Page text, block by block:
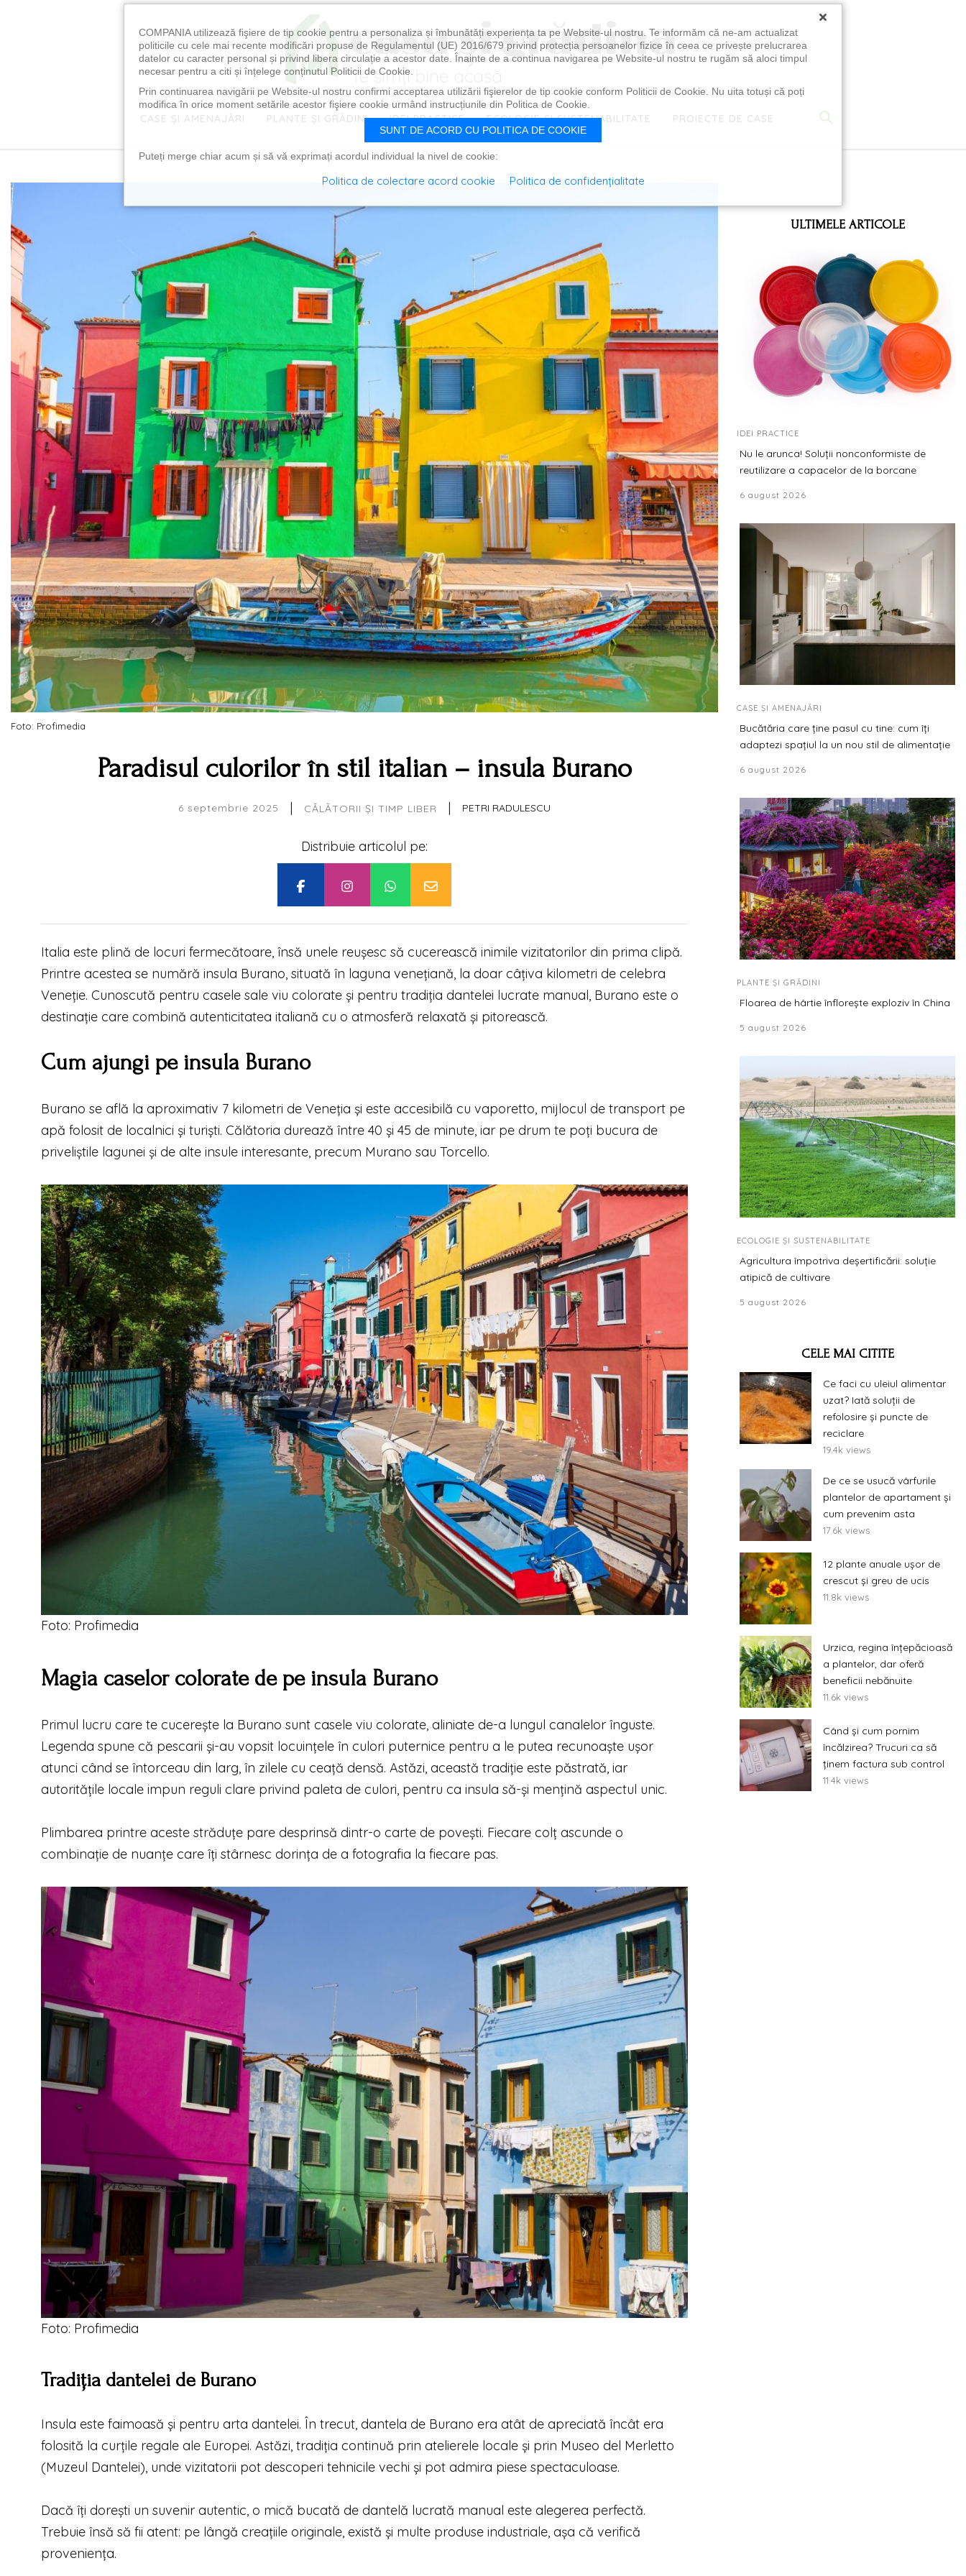
CASE ȘI AMENAJĂRI PLANTE ȘI GRĂDINI IDEI PRACTICE ECOLOGIE ȘI SUSTENABILITATE PROIECTE DE CASE
Foto: Profimedia
Paradisul culorilor în stil italian – insula Burano
6 septembrie 2025 | CĂLĂTORII ȘI TIMP LIBER | PETRI RADULESCU
Distribuie articolul pe:
Italia este plină de locuri fermecătoare, însă unele reușesc să cucerească inimile vizitatorilor din prima clipă.
Printre acestea se numără insula Burano, situată în laguna venețiană, la doar câțiva kilometri de celebra
Veneție. Cunoscută pentru casele sale viu colorate și pentru tradiția dantelei lucrate manual, Burano este o
destinație care combină autenticitatea italiană cu o atmosferă relaxată și pitorească.
Cum ajungi pe insula Burano
Burano se află la aproximativ 7 kilometri de Veneția și este accesibilă cu vaporetto, mijlocul de transport pe
apă folosit de localnici și turiști. Călătoria durează între 40 și 45 de minute, iar pe drum te poți bucura de
priveliștile lagunei și de alte insule interesante, precum Murano sau Torcello.
Foto: Profimedia
Magia caselor colorate de pe insula Burano
Primul lucru care te cucerește la Burano sunt casele viu colorate, aliniate de-a lungul canalelor înguste.
Legenda spune că pescarii și-au vopsit locuințele în culori puternice pentru a le putea recunoaște ușor
atunci când se întorceau din larg, în zilele cu ceață densă. Astăzi, această tradiție este păstrată, iar
autoritățile locale impun reguli clare privind paleta de culori, pentru ca insula să-și mențină aspectul unic.
Plimbarea printre aceste străduțe pare desprinsă dintr-o carte de povești. Fiecare colț ascunde o
combinație de nuanțe care îți stârnesc dorința de a fotografia la fiecare pas.
Foto: Profimedia
Tradiția dantelei de Burano
Insula este faimoasă și pentru arta dantelei. În trecut, dantela de Burano era atât de apreciată încât era
folosită la curțile regale ale Europei. Astăzi, tradiția continuă prin atelierele locale și prin Museo del Merletto
(Muzeul Dantelei), unde vizitatorii pot descoperi tehnicile vechi și pot admira piese spectaculoase.
Dacă îți dorești un suvenir autentic, o mică bucată de dantelă lucrată manual este alegerea perfectă.
Trebuie însă să fii atent: pe lângă creațiile originale, există și multe produse industriale, așa că verifică
proveniența.
ULTIMELE ARTICOLE
IDEI PRACTICE
Nu le arunca! Soluții nonconformiste de
reutilizare a capacelor de la borcane
6 august 2026
CASE ȘI AMENAJĂRI
Bucătăria care ține pasul cu tine: cum îți
adaptezi spațiul la un nou stil de alimentație
6 august 2026
PLANTE ȘI GRĂDINI
Floarea de hârtie înflorește exploziv în China
5 august 2026
ECOLOGIE ȘI SUSTENABILITATE
Agricultura împotriva deșertificării: soluție
atipică de cultivare
5 august 2026
CELE MAI CITITE
Ce faci cu uleiul alimentar
uzat? Iată soluții de
refolosire și puncte de
reciclare
19.4k views
De ce se usucă vârfurile
plantelor de apartament și
cum prevenim asta
17.6k views
12 plante anuale ușor de
crescut și greu de ucis
11.8k views
Urzica, regina înțepăcioasă
a plantelor, dar oferă
beneficii nebănuite
11.6k views
Când și cum pornim
încălzirea? Trucuri ca să
ținem factura sub control
11.4k views
×
COMPANIA utilizează fişiere de tip cookie pentru a personaliza și îmbunătăți experiența ta pe Website-ul nostru. Te informăm că ne-am actualizat
politicile cu cele mai recente modificări propuse de Regulamentul (UE) 2016/679 privind protecția persoanelor fizice în ceea ce privește prelucrarea
datelor cu caracter personal și privind libera circulație a acestor date. Înainte de a continua navigarea pe Website-ul nostru te rugăm să aloci timpul
necesar pentru a citi și înțelege conținutul Politicii de Cookie.
Prin continuarea navigării pe Website-ul nostru confirmi acceptarea utilizării fişierelor de tip cookie conform Politicii de Cookie. Nu uita totuși că poți
modifica în orice moment setările acestor fişiere cookie urmând instrucțiunile din Politica de Cookie.
SUNT DE ACORD CU POLITICA DE COOKIE
Puteți merge chiar acum și să vă exprimați acordul individual la nivel de cookie:
Politica de colectare acord cookie Politica de confidențialitate